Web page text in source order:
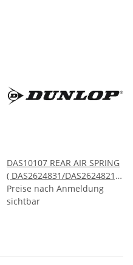
DAS10107 REAR AIR SPRING
( DAS2624831/DAS2624821)
BMW 7 SERIES G11 G12
chassis 2015-2020
Preise nach Anmeldung
sichtbar